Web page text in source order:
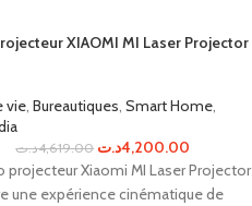
XIAOMI MI Laser Projector
vie, Bureautiques Smart Home,
4,619.00د.ت 4,200.00د.ت
projecteur Xiaomi MI Laser Projector
une expérience cinématique de